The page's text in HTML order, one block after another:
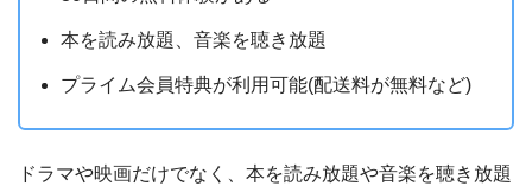
本を読み放題、音楽を聴き放題
プライム会員特典が利用可能(配送料が無料など)
ドラマや映画だけでなく、本を読み放題や音楽を聴き放題